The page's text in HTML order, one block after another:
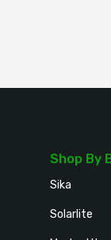
Shop By
Sika
Solarlite